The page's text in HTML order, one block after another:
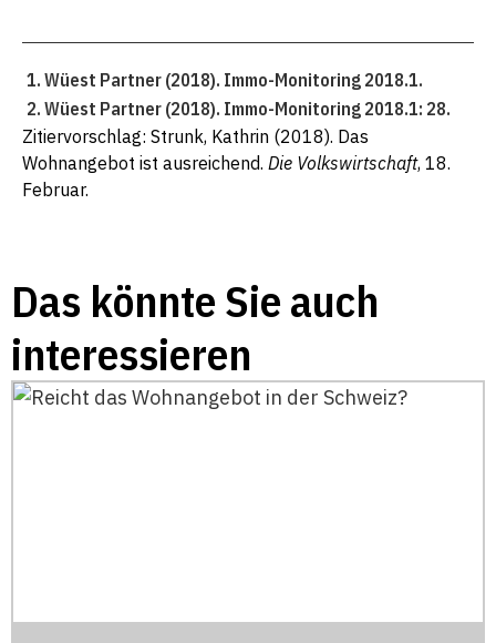
Wüest Partner (2018). Immo-Monitoring 2018.1.
Wüest Partner (2018). Immo-Monitoring 2018.1: 28.
Zitiervorschlag: Strunk, Kathrin (2018). Das
Wohnangebot ist ausreichend. Die Volkswirtschaft, 18.
Februar.
Das könnte Sie auch
interessieren